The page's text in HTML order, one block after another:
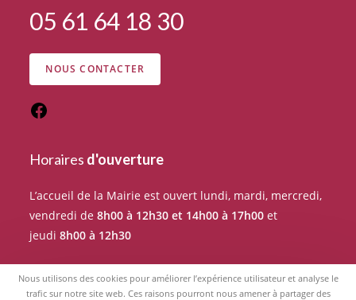
05 61 64 18 30
NOUS CONTACTER
Horaires d'ouverture
L’accueil de la Mairie est ouvert lundi, mardi, mercredi,
vendredi de8h00 à 12h30 et 14h00 à 17h00 et
jeudi8h00 à 12h30
Pour tout rendez-vous avec un élu du Conseil
municipal, merci de prendre RDV auprès de l’accueil de
Nous utilisons des cookies pour améliorer l’expérience utilisateur et analyse le
trafic sur notre site web. Ces raisons pourront nous amener à partager des